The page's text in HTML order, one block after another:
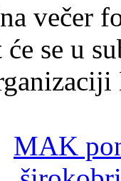
večer
se u